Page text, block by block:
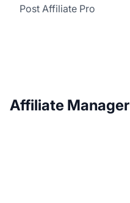
Post Affiliate Pro
Affiliate Manager